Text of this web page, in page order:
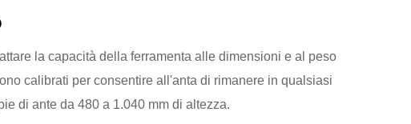
la capacità della ferramenta alle dimensioni e al peso
calibrati per consentire all'anta di rimanere in qualsiasi
di ante da 480 a 1.040 mm di altezza.